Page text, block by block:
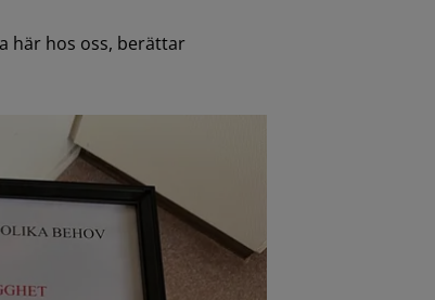
här hos oss, berättar